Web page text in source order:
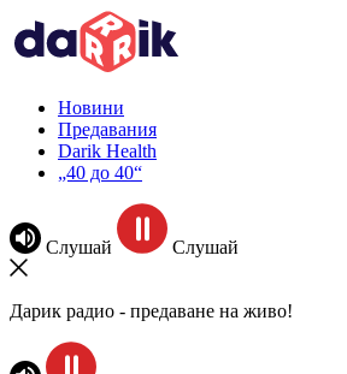
Новини
Предавания
Darik Health
„40 до 40“
Слушай Слушай
Дарик радио - предаване на живо!